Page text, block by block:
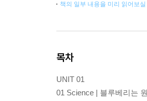
책의 일부 내용을 미리 읽어보
목차
UNIT 01
01 Science | 블루베리는